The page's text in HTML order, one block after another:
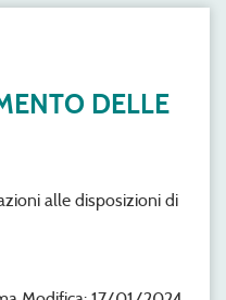
DELLE
alle disposizioni di